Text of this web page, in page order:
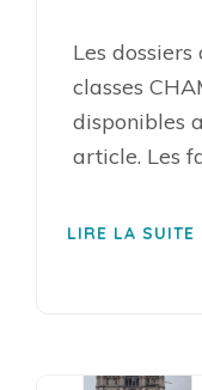
Les dossiers
classes
disponibles
article. Les
LIRE LA SUITE